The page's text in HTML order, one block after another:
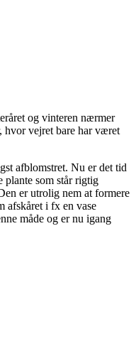
og vinteren nærmer
hvor vejret bare har været
afblomstret. Nu er det tid
plante som står rigtig
er utrolig nem at formere
afskåret i fx en vase
måde og er nu igang